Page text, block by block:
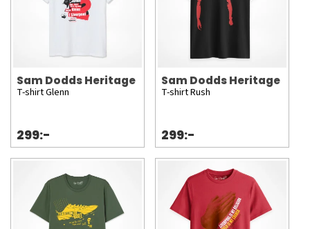
Sam Dodds Heritage
T-shirt Glenn
299:-
Sam Dodds Heritage
T-shirt Rush
299:-